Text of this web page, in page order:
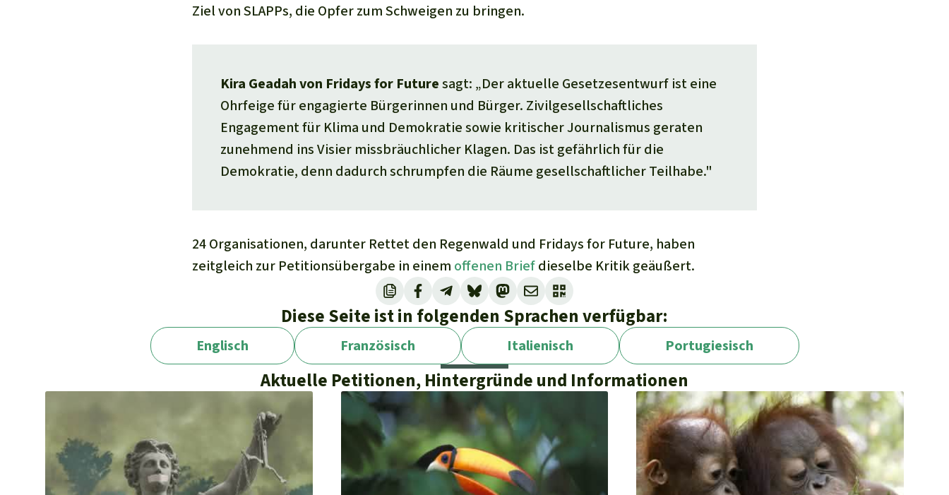
Ziel von SLAPPs, die Opfer zum Schweigen zu bringen.
Kira Geadah von Fridays for Futuresagt: „Der aktuelle Gesetzesentwurf ist eine
Ohrfeige für engagierte Bürgerinnen und Bürger. Zivilgesellschaftliches
Engagement für Klima und Demokratie sowie kritischer Journalismus geraten
zunehmend ins Visier missbräuchlicher Klagen. Das ist gefährlich für die
Demokratie, denn dadurch schrumpfen die Räume gesellschaftlicher Teilhabe."
24 Organisationen, darunter Rettet den Regenwald und Fridays for Future, haben
zeitgleich zur Petitionsübergabe in einem offenen Briefdieselbe Kritik geäußert.
Diese Seite ist in folgenden Sprachen verfügbar:
Englisch Französisch Italienisch Portugiesisch
Aktuelle Petitionen, Hintergründe und Informationen